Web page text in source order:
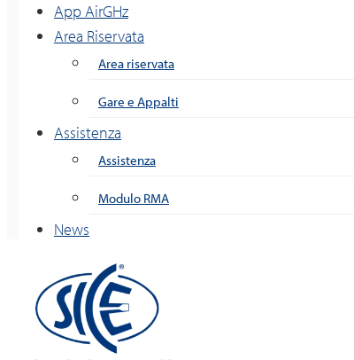
App AirGHz
Area Riservata
Area riservata
Gare e Appalti
Assistenza
Assistenza
Modulo RMA
News